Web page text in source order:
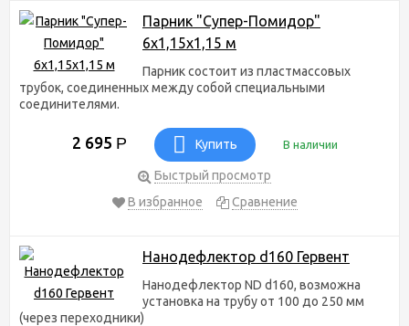
Парник "Супер-Помидор"
6х1,15х1,15 м
Парник состоит из пластмассовых
трубок, соединенных между собой специальными
соединителями.
2 695 Р Купить В наличии
Быстрый просмотр
В избранное
Сравнение
Нанодефлектор d160 Гервент
Нанодефлектор ND d160, возможна
установка на трубу от 100 до 250 мм
(через переходники)